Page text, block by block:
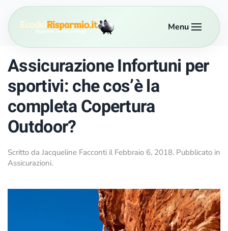
Passa al contenuto principale Menu
Assicurazione Infortuni per
sportivi: che cos’è la
completa Copertura
Outdoor?
Scritto da Jacqueline Facconti il Febbraio 6, 2018. Pubblicato in
Assicurazioni.